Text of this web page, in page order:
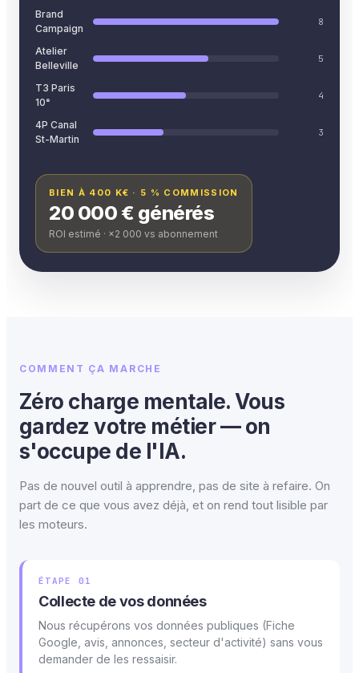
Brand
Campaign
8
Atelier
Belleville
5
T3 Paris
10ᵉ
4
4P Canal
St-Martin
3
BIEN À 400 K€ · 5 % COMMISSION
20 000 € générés
ROI estimé · ×2 000 vs abonnement
COMMENT ÇA MARCHE
Zéro charge mentale. Vous
gardez votre métier — on
s'occupe de l'IA.
Pas de nouvel outil à apprendre, pas de site à refaire. On
part de ce que vous avez déjà, et on rend tout lisible par
les moteurs.
ÉTAPE 01
Collecte de vos données
Nous récupérons vos données publiques (Fiche
Google, avis, annonces, secteur d'activité) sans vous
demander de les ressaisir.